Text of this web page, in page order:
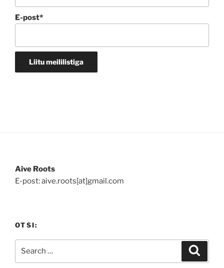
E-post*
Aive Roots
E-post: aive.roots[at]gmail.com
OTSI: